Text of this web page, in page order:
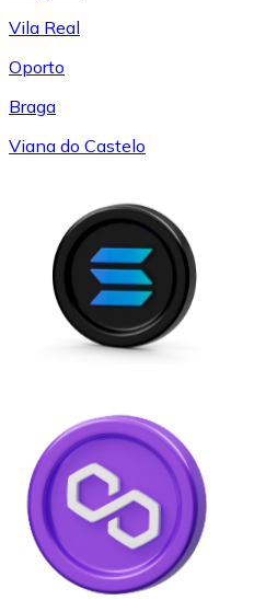
Vila Real
Oporto
Braga
Viana do Castelo